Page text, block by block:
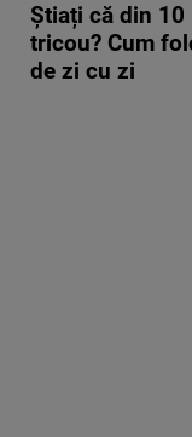
Știați că din 10
tricou? Cum
de zi cu zi